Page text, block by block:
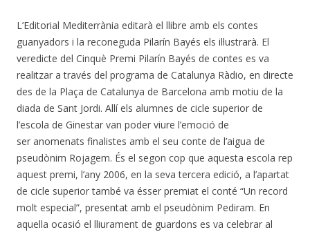
L’Editorial Mediterrània editarà el llibre amb els contes
guanyadors i la reconeguda Pilarín Bayés els il·lustrarà. El
veredicte del Cinquè Premi Pilarín Bayés de contes es va
realitzar a través del programa de Catalunya Ràdio, en directe
des de la Plaça de Catalunya de Barcelona amb motiu de la
diada de Sant Jordi. Allí els alumnes de cicle superior de
l’escola de Ginestar van poder viure l’emoció de
ser anomenats finalistes amb el seu conte de l’aigua de
pseudònim Rojagem. És el segon cop que aquesta escola rep
aquest premi, l’any 2006, en la seva tercera edició, a l’apartat
de cicle superior també va ésser premiat el conté “Un record
molt especial”, presentat amb el pseudònim Pediram. En
aquella ocasió el lliurament de guardons es va celebrar al